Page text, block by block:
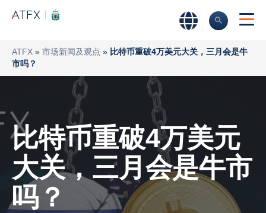
ATFX » 市场新闻及观点 » 比特币重破4万美元大关，三月会是牛
市吗？
比特币重破4万美元
大关，三月会是牛市
吗？